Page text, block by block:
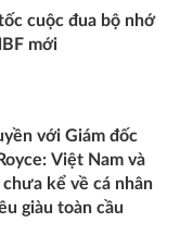
cuộc đua bộ nhớ
mới
với Giám đốc
Việt Nam và
kể về cá nhân
giàu toàn cầu